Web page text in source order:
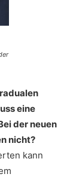
eine
der neuen
nicht?
kann